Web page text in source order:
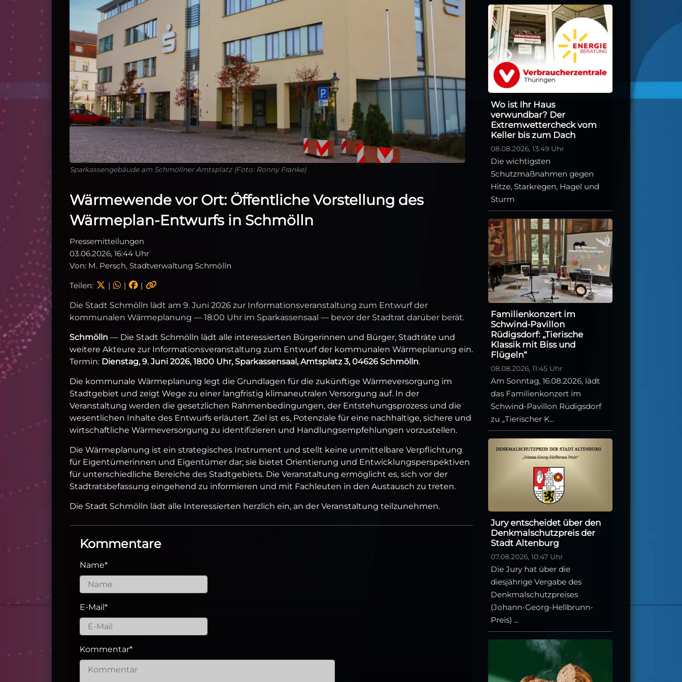
Sparkassengebäude am Schmöllner Amtsplatz (Foto: Ronny Franke)
Wärmewende vor Ort: Öffentliche Vorstellung des
Wärmeplan-Entwurfs in Schmölln
Pressemitteilungen
03.06.2026, 16:44 Uhr
Von: M. Persch, Stadtverwaltung Schmölln
Teilen: | | |
Die Stadt Schmölln lädt am 9. Juni 2026 zur Informationsveranstaltung zum Entwurf der
kommunalen Wärmeplanung — 18:00 Uhr im Sparkassensaal — bevor der Stadtrat darüber berät.
Schmölln — Die Stadt Schmölln lädt alle interessierten Bürgerinnen und Bürger, Stadträte und
weitere Akteure zur Informationsveranstaltung zum Entwurf der kommunalen Wärmeplanung ein.
Termin: Dienstag, 9. Juni 2026, 18:00 Uhr, Sparkassensaal, Amtsplatz 3, 04626 Schmölln.
Die kommunale Wärmeplanung legt die Grundlagen für die zukünftige Wärmeversorgung im
Stadtgebiet und zeigt Wege zu einer langfristig klimaneutralen Versorgung auf. In der
Veranstaltung werden die gesetzlichen Rahmenbedingungen, der Entstehungsprozess und die
wesentlichen Inhalte des Entwurfs erläutert. Ziel ist es, Potenziale für eine nachhaltige, sichere und
wirtschaftliche Wärmeversorgung zu identifizieren und Handlungsempfehlungen vorzustellen.
Die Wärmeplanung ist ein strategisches Instrument und stellt keine unmittelbare Verpflichtung
für Eigentümerinnen und Eigentümer dar; sie bietet Orientierung und Entwicklungsperspektiven
für unterschiedliche Bereiche des Stadtgebiets. Die Veranstaltung ermöglicht es, sich vor der
Stadtratsbefassung eingehend zu informieren und mit Fachleuten in den Austausch zu treten.
Die Stadt Schmölln lädt alle Interessierten herzlich ein, an der Veranstaltung teilzunehmen.
Kommentare
Name*
E-Mail *
Kommentar*
Wo ist Ihr Haus
verwundbar? Der
Extremwettercheck vom
Keller bis zum Dach
08.08.2026, 13:49 Uhr
Die wichtigsten
Schutzmaßnahmen gegen
Hitze, Starkregen, Hagel und
Sturm
Familienkonzert im
Schwind-Pavillon
Rüdigsdorf: „Tierische
Klassik mit Biss und
Flügeln“
08.08.2026, 11:45 Uhr
Am Sonntag, 16.08.2026, lädt
das Familienkonzert im
Schwind-Pavillon Rüdigsdorf
zu „Tierischer K...
Jury entscheidet über den
Denkmalschutzpreis der
Stadt Altenburg
07.08.2026, 10:47 Uhr
Die Jury hat über die
diesjährige Vergabe des
Denkmalschutzpreises
(Johann-Georg-Hellbrunn-
Preis) ...